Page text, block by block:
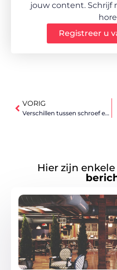
jouw content. Schrijf
Registreer u
VORIG
Verschillen tussen schroef en een bout
Hier zijn enkele